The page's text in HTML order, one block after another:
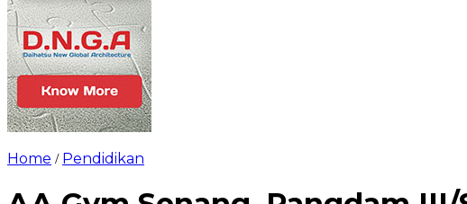
Home / Pendidikan